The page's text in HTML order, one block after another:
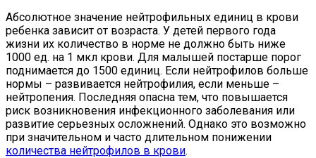
Абсолютное значение нейтрофильных единиц в крови
ребенка зависит от возраста. У детей первого года
жизни их количество в норме не должно быть ниже
1000 ед. на 1 мкл крови. Для малышей постарше порог
поднимается до 1500 единиц. Если нейтрофилов больше
нормы – развивается нейтрофилия, если меньше –
нейтропения. Последняя опасна тем, что повышается
риск возникновения инфекционного заболевания или
развитие серьезных осложнений. Однако это возможно
при значительном и часто длительном понижении
количества нейтрофилов в крови.